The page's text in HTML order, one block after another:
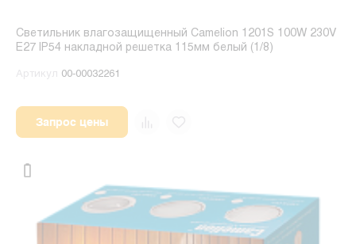
Светильник влагозащищенный Camelion 1201S 100W 230V
E27 IP54 накладной решетка 115мм белый (1/8)
Артикул 00-00032261
Запрос цены